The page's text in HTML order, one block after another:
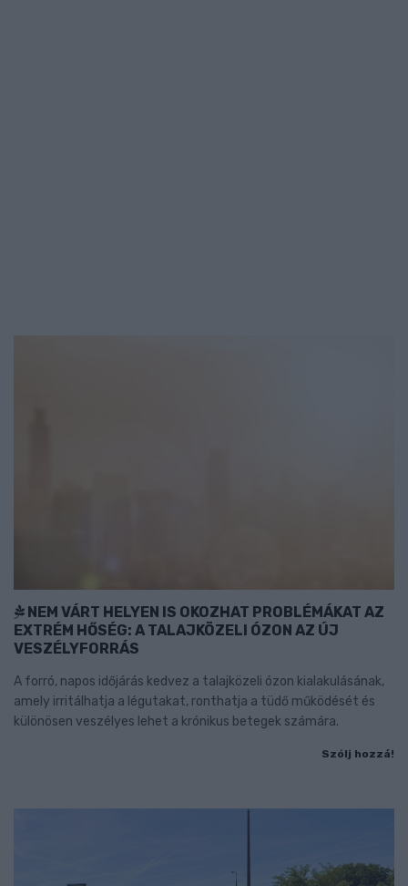
NEM VÁRT HELYEN IS OKOZHAT PROBLÉMÁKAT AZ
EXTRÉM HŐSÉG: A TALAJKÖZELI ÓZON AZ ÚJ
VESZÉLYFORRÁS
A forró, napos időjárás kedvez a talajközeli ózon kialakulásának,
amely irritálhatja a légutakat, ronthatja a tüdő működését és
különösen veszélyes lehet a krónikus betegek számára.
Szólj hozzá!